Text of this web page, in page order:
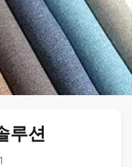
루션